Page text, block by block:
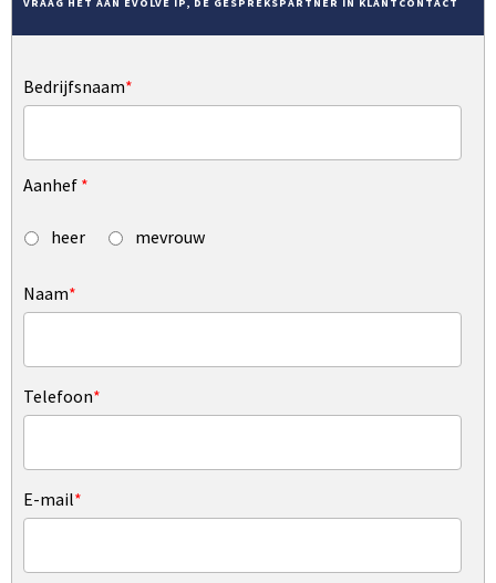
Bedrijfsnaam*
Aanhef *
heer mevrouw
Naam*
Telefoon*
E-mail*